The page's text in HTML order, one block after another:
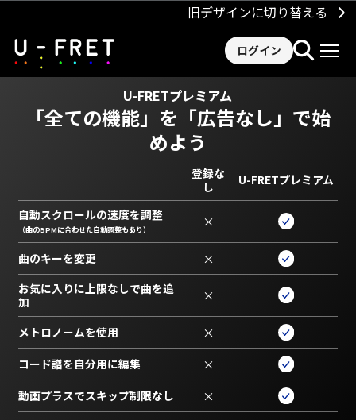
旧デザインに切り替える
ログイン
U-FRETプレミアム
「全ての機能」を 「広告なし」で始
めよう
登録な
し
U-FRETプレミアム
自動スクロールの速度を調整
（曲のBPMに合わせた自動調整もあり） ×
曲のキーを変更 ×
お気に入りに上限なしで曲を追
加
×
メトロノームを使用 ×
コード譜を自分用に編集 ×
動画プラスでスキップ制限なし ×